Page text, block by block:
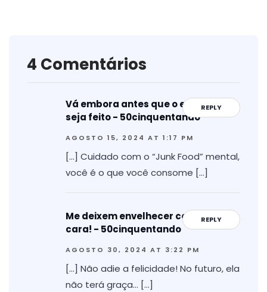
4 Comentários
REPLY
Vá embora antes que o estrago
seja feito - 50cinquentando
AGOSTO 15, 2024 AT 1:17 PM
[…] Cuidado com o “Junk Food” mental,
você é o que você consome […]
REPLY
Me deixem envelhecer com a minha
cara! - 50cinquentando
AGOSTO 30, 2024 AT 3:22 PM
[…] Não adie a felicidade! No futuro, ela
não terá graça… […]